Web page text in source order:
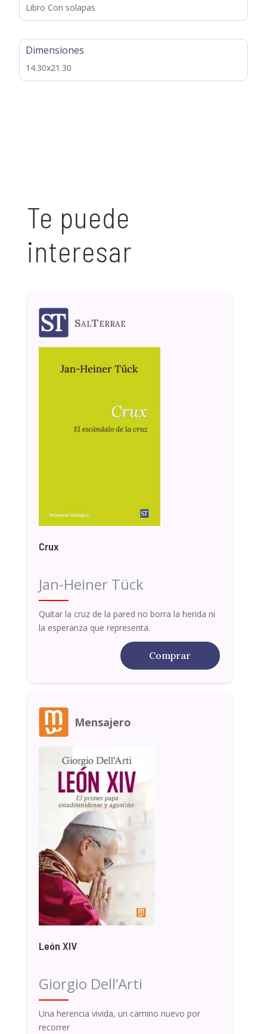
Libro Con solapas
Dimensiones
14.30x21.30
Te puede
interesar
SalTerrae
Crux
Jan-Heiner Tück
Quitar la cruz de la pared no borra la herida ni
la esperanza que representa.
Comprar
Mensajero
León XIV
Giorgio Dell’Arti
Una herencia vivida, un camino nuevo por
recorrer